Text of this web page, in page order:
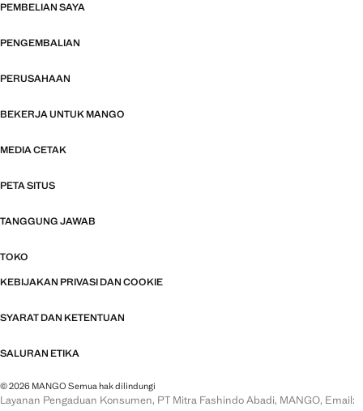
PEMBELIAN SAYA
PENGEMBALIAN
PERUSAHAAN
BEKERJA UNTUK MANGO
MEDIA CETAK
PETA SITUS
TANGGUNG JAWAB
TOKO
KEBIJAKAN PRIVASI DAN COOKIE
SYARAT DAN KETENTUAN
SALURAN ETIKA
© 2026 MANGO Semua hak dilindungi
Layanan Pengaduan Konsumen, PT Mitra Fashindo Abadi, MANGO, Email: